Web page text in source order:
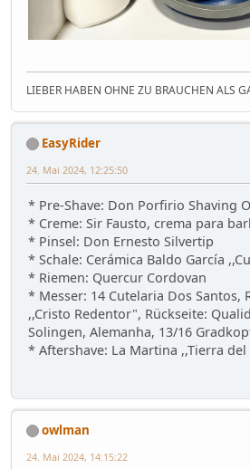
LIEBER HABEN OHNE ZU BRAUCHEN ALS
EasyRider
24. Mai 2024, 12:25:50
* Pre-Shave: Don Porfirio Shaving
* Creme: Sir Fausto, crema para
* Pinsel: Don Ernesto Silvertip
* Schale: Cerámica Baldo García
* Riemen: Quercur Cordovan
* Messer: 14 Cutelaria Dos Santos,
,,Cristo Redentor", Rückseite:
Solingen, Alemanha, 13/16
* Aftershave: La Martina ,,Tierra del
owlman
24. Mai 2024, 14:15:22